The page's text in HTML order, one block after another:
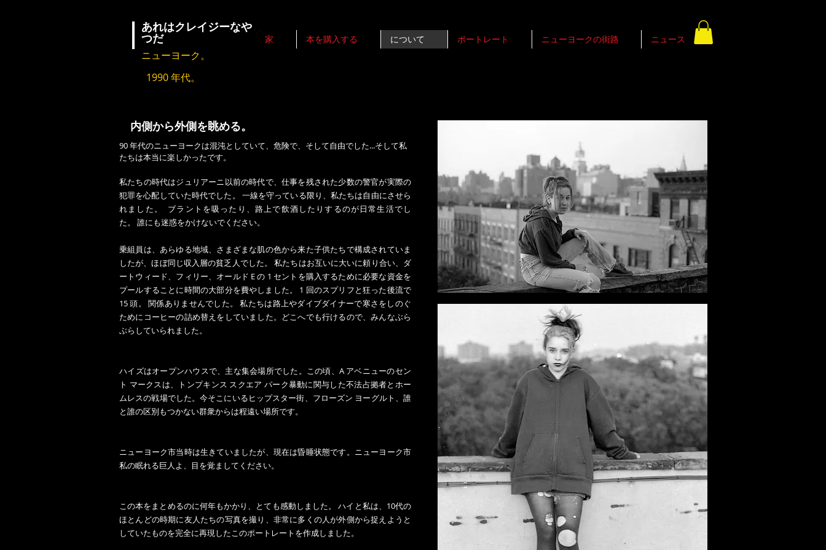
あれはクレイジーなや
つだ
ニューヨーク。
1990 年代。
家 本を購入する について ポートレート ニューヨークの街路 ニュース
内側から外側を眺める。
90 年代のニューヨークは混沌としていて、危険で、そして自由でした...そして私
たちは本当に楽しかったです。
私たちの時代はジュリアーニ以前の時代で、仕事を残された少数の警官が実際の
犯罪を心配していた時代でした。 一線を守っている限り、私たちは自由にさせら
れました。 ブラントを吸ったり、路上で飲酒したりするのが日常生活でし
た。 誰にも迷惑をかけないでください。
乗組員は、あらゆる地域、さまざまな肌の色から来た子供たちで構成されていま
したが、ほぼ同じ収入層の貧乏人でした。 私たちはお互いに大いに頼り合い、ダ
ートウィード、フィリー、オールド E の 1 セントを購入するために必要な資金を
プールすることに時間の大部分を費やしました。 1 回のスプリフと狂った後流で
15 頭。 関係ありませんでした。 私たちは路上やダイブダイナーで寒さをしのぐ
ためにコーヒーの詰め替えをしていました。どこへでも行けるので、みんなぶら
ぶらしていられました。
ハイズはオープンハウスで、主な集会場所でした。この頃、A アベニューのセン
ト マークスは、トンプキンス スクエア パーク暴動に関与した不法占拠者とホー
ムレスの戦場でした。今そこにいるヒップスター街、フローズン ヨーグルト、誰
と誰の区別もつかない群衆からは程遠い場所です。
ニューヨーク市当時は生きていましたが、現在は昏睡状態です。ニューヨーク市
私の眠れる巨人よ、目を覚ましてください。
この本をまとめるのに何年もかかり、とても感動しました。 ハイと私は、10代の
ほとんどの時期に友人たちの写真を撮り、非常に多くの人が外側から捉えようと
していたものを完全に再現したこのポートレートを作成しました。